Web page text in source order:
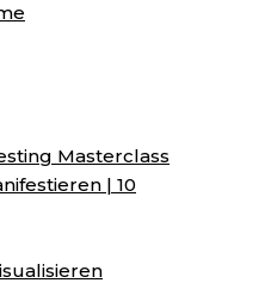
Masterclass
| 10